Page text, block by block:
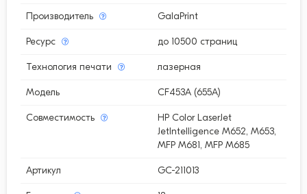
Производитель GalaPrint
Ресурс до 10500 страниц
Технология печати лазерная
Модель CF453A (655A)
Совместимость
HP Color LaserJet
JetIntelligence M652, M653,
MFP M681, MFP M685
Артикул GC-211013